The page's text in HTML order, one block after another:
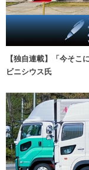
【独自連載】「今そ
ビニシウス氏